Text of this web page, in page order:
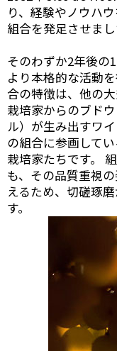
り、経験やノウハ
組合を発足させまし
そのわずか2年後の
より本格的な活動
合の特徴は、他の
栽培家からのブド
ル）が生み出すワ
の組合に参画して
栽培家たちです。
も、その品質重視
えるため、切磋琢
す。